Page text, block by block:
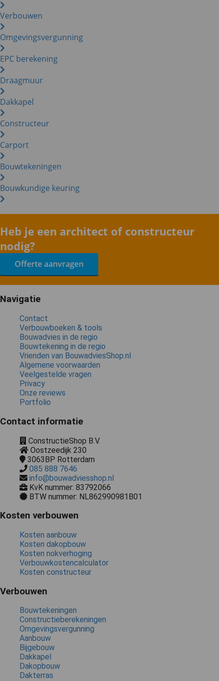
Verbouwen
Omgevingsvergunning
EPC berekening
Draagmuur
Dakkapel
Constructeur
Carport
Bouwtekeningen
Bouwkundige keuring
Heb je een architect of constructeur
nodig?
Offerte aanvragen
Navigatie
Contact
Verbouwboeken & tools
Bouwadvies in de regio
Bouwtekening in de regio
Vrienden van BouwadviesShop.nl
Algemene voorwaarden
Veelgestelde vragen
Privacy
Onze reviews
Portfolio
Contact informatie
ConstructieShop B.V.
Oostzeedijk 230
3063BP Rotterdam
085 888 7646
info@bouwadviesshop.nl
KvK nummer: 83792066
BTW nummer: NL862990981B01
Kosten verbouwen
Kosten aanbouw
Kosten dakopbouw
Kosten nokverhoging
Verbouwkostencalculator
Kosten constructeur
Verbouwen
Bouwtekeningen
Constructieberekeningen
Omgevingsvergunning
Aanbouw
Bijgebouw
Dakkapel
Dakopbouw
Dakterras